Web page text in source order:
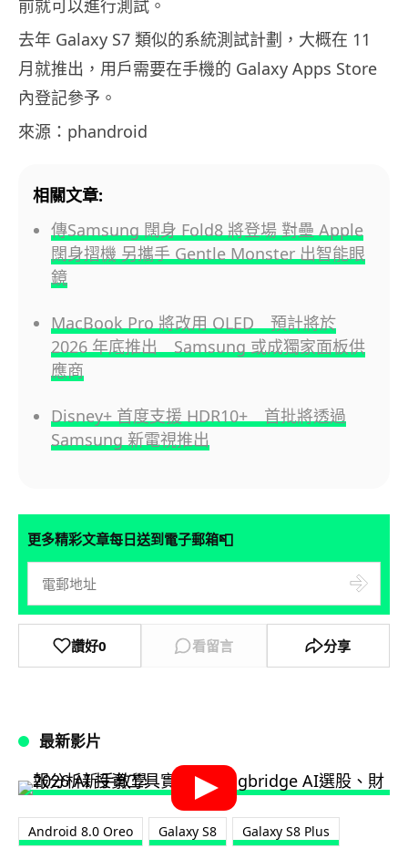
前就可以進行測試。
去年 Galaxy S7 類似的系統測試計劃，大概在 11
月就推出，用戶需要在手機的 Galaxy Apps Store
內登記參予。
來源：phandroid
相關文章:
傳Samsung 闊身 Fold8 將登場 對壘 Apple
闊身摺機 另攜手 Gentle Monster 出智能眼
鏡
MacBook Pro 將改用 OLED 預計將於
2026 年底推出 Samsung 或成獨家面板供
應商
Disney+ 首度支援 HDR10+ 首批將透過
Samsung 新電視推出
更多精彩文章每日送到電子郵箱📮
讚好0 看留言 分享
最新影片
Android 8.0 Oreo Galaxy S8
Galaxy S8 Plus